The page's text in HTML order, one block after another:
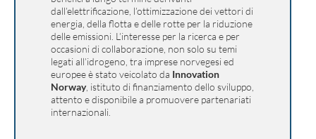
dall’elettrificazione, l’ottimizzazione dei vettori di
energia, della flotta e delle rotte per la riduzione
delle emissioni. L’interesse per la ricerca e per
occasioni di collaborazione, non solo su temi
legati all’idrogeno, tra imprese norvegesi ed
europee è stato veicolato da Innovation
Norway, istituto di finanziamento dello sviluppo,
attento e disponibile a promuovere partenariati
internazionali.